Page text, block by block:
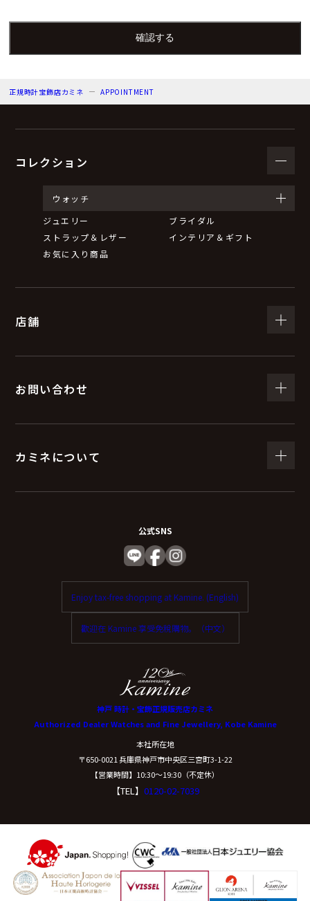
個人情報保護管理者：上根 彩
電子メール：info@kamine.co.jp
（３）個人情報の利用目的
弊社からのお知らせ等の情報をお送りするため。
（４）個人情報の第三者提供について
取得した個人情報は法令等による場合を除いて第三者に
提供することはありません。
（５）個人情報の取扱いの委託について
取得した個人情報の取扱いの全部又は、一部を委託する
託を行います。
報の一部をご提供いただけない場合は、お問い合わせ内
（７）保有個人データの開示等および問い合わ
ご本人からの求めにより、当社が保有する保有個人デー
開示等に応ずる窓口は、下記「当社の個人情報の取扱い
に関する苦情、相談等の問合せ先」を参照してくださ
（８）本人が容易に認識できない方法による個
人情報の取得
おりません。
（９）個人情報の安全管理措置について
正規時計宝飾店カミネ APPOINTMENT
コレクション
ウォッチ
ジュエリー
ブライダル
ストラップ＆レザー
インテリア＆ギフト
お気に入り商品
店舗
お問い合わせ
カミネについて
公式SNS
Enjoy tax-free shopping at Kamine. (English)
歡迎在 Kamine 享受免稅購物。（中文）
神戸 時計・宝飾正規販売店カミネ
Authorized Dealer Watches and Fine Jewellery, Kobe Kamine
本社所在地
〒650-0021 兵庫県神戸市中央区三宮町3-1-22
【営業時間】10:30〜19:30（不定休）
【TEL】 0120-02-7039